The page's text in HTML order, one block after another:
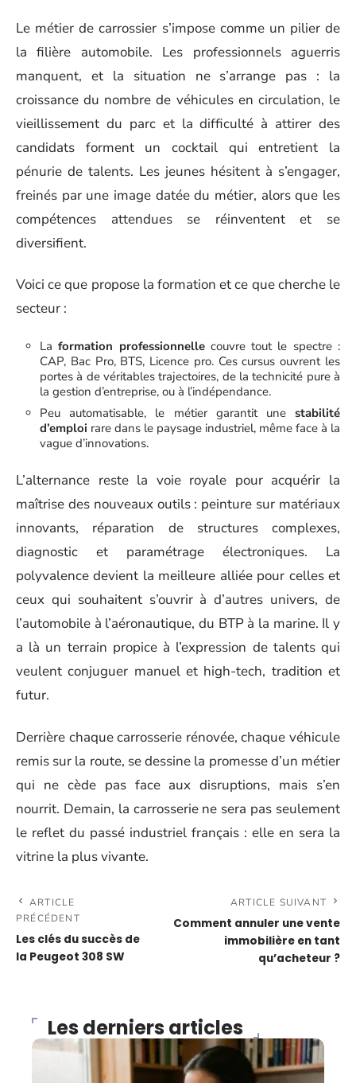
Le métier de carrossier s’impose comme un pilier de
la filière automobile. Les professionnels aguerris
manquent, et la situation ne s’arrange pas : la
croissance du nombre de véhicules en circulation, le
vieillissement du parc et la difficulté à attirer des
candidats forment un cocktail qui entretient la
pénurie de talents. Les jeunes hésitent à s’engager,
freinés par une image datée du métier, alors que les
compétences attendues se réinventent et se
diversifient.
Voici ce que propose la formation et ce que cherche le
secteur :
Laformation professionnellecouvre tout le spectre :
CAP, Bac Pro, BTS, Licence pro. Ces cursus ouvrent les
portes à de véritables trajectoires, de la technicité pure à
la gestion d’entreprise, ou à l’indépendance.
Peu automatisable, le métier garantit une stabilité
d’emploi rare dans le paysage industriel, même face à la
vague d’innovations.
L’alternance reste la voie royale pour acquérir la
maîtrise des nouveaux outils : peinture sur matériaux
innovants, réparation de structures complexes,
diagnostic et paramétrage électroniques. La
polyvalence devient la meilleure alliée pour celles et
ceux qui souhaitent s’ouvrir à d’autres univers, de
l’automobile à l’aéronautique, du BTP à la marine. Il y
a là un terrain propice à l’expression de talents qui
veulent conjuguer manuel et high-tech, tradition et
futur.
Derrière chaque carrosserie rénovée, chaque véhicule
remis sur la route, se dessine la promesse d’un métier
qui ne cède pas face aux disruptions, mais s’en
nourrit. Demain, la carrosserie ne sera pas seulement
le reflet du passé industriel français : elle en sera la
vitrine la plus vivante.
ARTICLE
PRÉCÉDENT
Les clés du succès de
la Peugeot 308 SW
ARTICLE SUIVANT
Comment annuler une vente
immobilière en tant
qu’acheteur ?
Les derniers articles